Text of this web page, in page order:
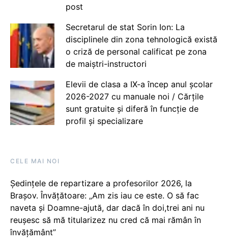
post
Secretarul de stat Sorin Ion: La
disciplinele din zona tehnologică există
o criză de personal calificat pe zona
de maiștri-instructori
Elevii de clasa a IX-a încep anul școlar
2026-2027 cu manuale noi / Cărțile
sunt gratuite și diferă în funcție de
profil și specializare
CELE MAI NOI
Ședințele de repartizare a profesorilor 2026, la
Brașov. Învățătoare: „Am zis iau ce este. O să fac
naveta și Doamne-ajută, dar dacă în doi,trei ani nu
reușesc să mă titularizez nu cred că mai rămân în
învățământ”